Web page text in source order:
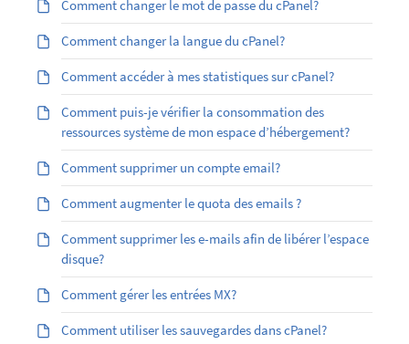
Comment changer le mot de passe du cPanel?
Comment changer la langue du cPanel?
Comment accéder à mes statistiques sur cPanel?
Comment puis-je vérifier la consommation des
ressources système de mon espace d’hébergement?
Comment supprimer un compte email?
Comment augmenter le quota des emails ?
Comment supprimer les e-mails afin de libérer l’espace
disque?
Comment gérer les entrées MX?
Comment utiliser les sauvegardes dans cPanel?